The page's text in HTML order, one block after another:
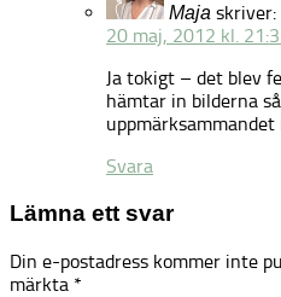
Maja skriver:
20 maj, 2012 kl.
Ja tokigt – det blev
hämtar in bilderna
uppmärksammandet
Svara
Lämna ett svar
Din e-postadress kommer inte
märkta *